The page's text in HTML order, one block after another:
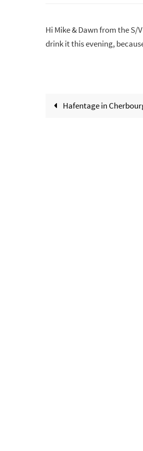
Hi Mike & Dawn from the S/
drink it this evening,
Hafentage in